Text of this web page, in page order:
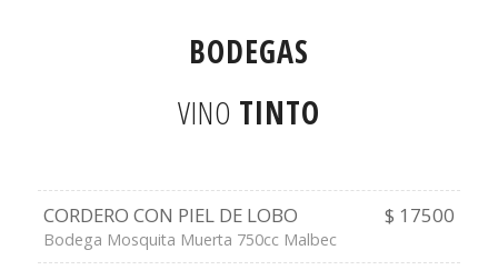
BODEGAS
VINO TINTO
CORDERO CON PIEL DE LOBO $ 17500
Bodega Mosquita Muerta 750cc Malbec